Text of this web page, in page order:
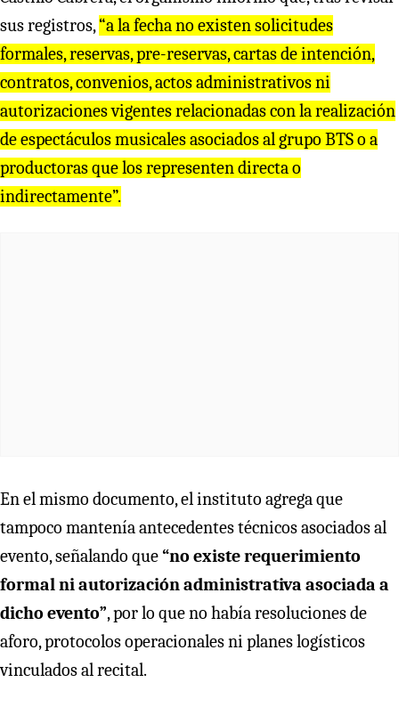
sus registros,“a la fecha no existen solicitudes
formales, reservas, pre-reservas, cartas de intención,
contratos, convenios, actos administrativos ni
autorizaciones vigentes relacionadas con la realización
de espectáculos musicales asociados al grupo BTS o a
productoras que los representen directa o
indirectamente”.
En el mismo documento, el instituto agrega que
tampoco mantenía antecedentes técnicos asociados al
evento, señalando que“no existe requerimiento
formal ni autorización administrativa asociada a
dicho evento”, por lo que no había resoluciones de
aforo, protocolos operacionales ni planes logísticos
vinculados al recital.